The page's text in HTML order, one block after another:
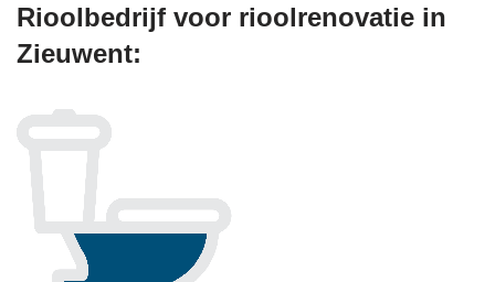
Rioolbedrijf voor rioolrenovatie in
Zieuwent: